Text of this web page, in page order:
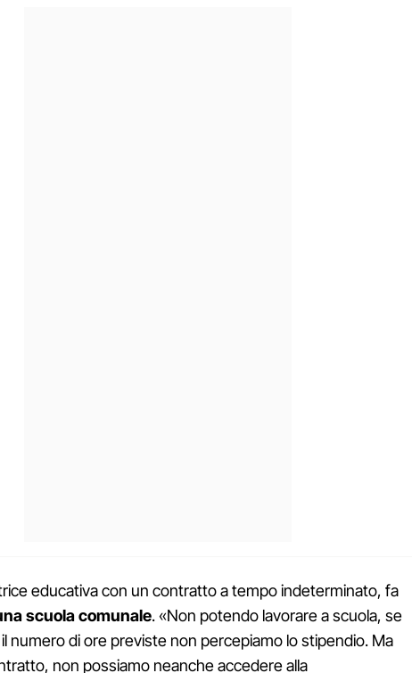
educativa con un contratto a tempo indeterminato, fa
scuola comunale. «Non potendo lavorare a scuola, se
numero di ore previste non percepiamo lo stipendio. Ma
non possiamo neanche accedere alla